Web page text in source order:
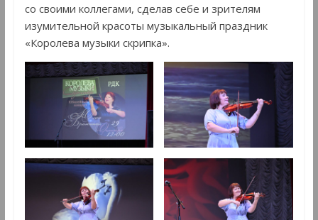
со своими коллегами, сделав себе и зрителям
изумительной красоты музыкальный праздник
«Королева музыки скрипка».